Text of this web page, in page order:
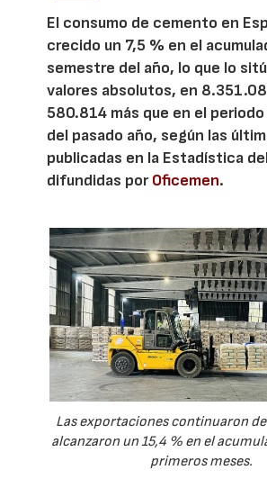
El consumo de cemento en
crecido un 7,5 % en el
semestre del año, lo que lo
valores absolutos, en
580.814 más que en el
del pasado año, según las
publicadas en la Estadística
difundidas porOficemen.
Las exportaciones continuaron
alcanzaron un 15,4 % en el
primeros meses.